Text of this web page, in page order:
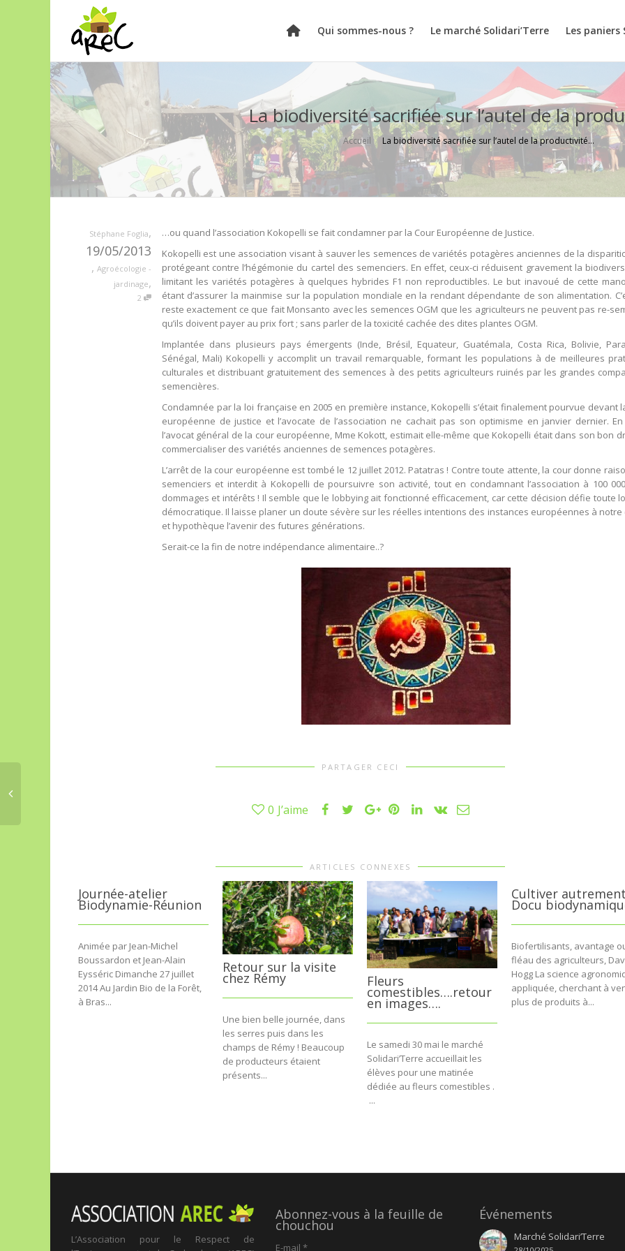
Qui sommes-nous ? Le marché Solidari’Terre Les paniers
La biodiversité sacrifiée sur l’autel de la
Accueil La biodiversité sacrifiée sur l’autel de la productivité…
Stéphane Foglia,
19/05/2013
, Agroécologie -
jardinage,
2
…ou quand l’association Kokopelli se fait condamner par la Cour Européenne de Justice.
Kokopelli est une association visant à sauver les semences de variétés potagères anciennes de la
protégeant contre l’hégémonie du cartel des semenciers. En effet, ceux-ci réduisent gravement la
limitant les variétés potagères à quelques hybrides F1 non reproductibles. Le but inavoué de cette
étant d’assurer la mainmise sur la population mondiale en la rendant dépendante de son alimentation.
reste exactement ce que fait Monsanto avec les semences OGM que les agriculteurs ne peuvent pas re-
qu’ils doivent payer au prix fort ; sans parler de la toxicité cachée des dites plantes OGM.
Implantée dans plusieurs pays émergents (Inde, Brésil, Equateur, Guatémala, Costa Rica, Bolivie,
Sénégal, Mali) Kokopelli y accomplit un travail remarquable, formant les populations à de meilleures
culturales et distribuant gratuitement des semences à des petits agriculteurs ruinés par les grandes
semencières.
Condamnée par la loi française en 2005 en première instance, Kokopelli s’était finalement pourvue devant
européenne de justice et l’avocate de l’association ne cachait pas son optimisme en janvier dernier.
l’avocat général de la cour européenne, Mme Kokott, estimait elle-même que Kokopelli était dans son bon
commercialiser des variétés anciennes de semences potagères.
L’arrêt de la cour européenne est tombé le 12 juillet 2012. Patatras ! Contre toute attente, la cour donne
semenciers et interdit à Kokopelli de poursuivre son activité, tout en condamnant l’association à 100
dommages et intérêts ! Il semble que le lobbying ait fonctionné efficacement, car cette décision défie toute
démocratique. Il laisse planer un doute sévère sur les réelles intentions des instances européennes à notre
et hypothèque l’avenir des futures générations.
Serait-ce la fin de notre indépendance alimentaire..?
PARTAGER CECI
0 J’aime
ARTICLES CONNEXES
Journée-atelier
Biodynamie-Réunion
Animée par Jean-Michel
Boussardon et Jean-Alain
Eysséric Dimanche 27 juillet
2014 Au Jardin Bio de la Forêt,
à Bras...
Retour sur la visite
chez Rémy
Une bien belle journée, dans
les serres puis dans les
champs de Rémy ! Beaucoup
de producteurs étaient
présents...
Fleurs
comestibles….retour
en images….
Le samedi 30 mai le marché
Solidari’Terre accueillait les
élèves pour une matinée
dédiée au fleurs comestibles .
...
Cultiver
Docu
Biofertilisants, avantage
fléau des agriculteurs,
Hogg La science
appliquée, cherchant à
plus de produits à...
L’Association pour le Respect de
Abonnez-vous à la feuille de
chouchou
E-mail *
Événements
Marché Solidari’Terre